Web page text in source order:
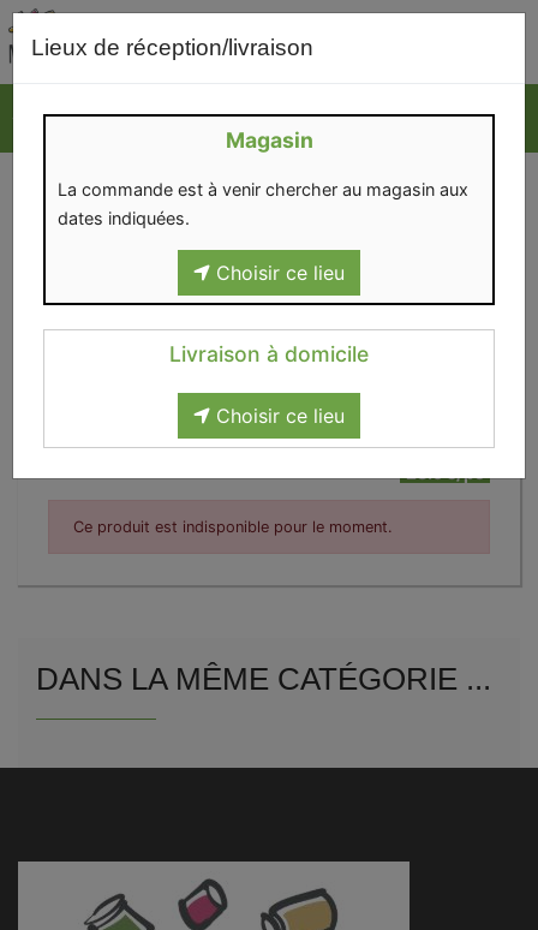
Lieux de réception/livraison
Magasin
La commande est à venir chercher au magasin aux
dates indiquées.
Choisir ce lieu
Livraison à domicile
Choisir ce lieu
Fard à joues 101324
Ce produit est indisponible pour le moment.
DANS LA MÊME CATÉGORIE ...